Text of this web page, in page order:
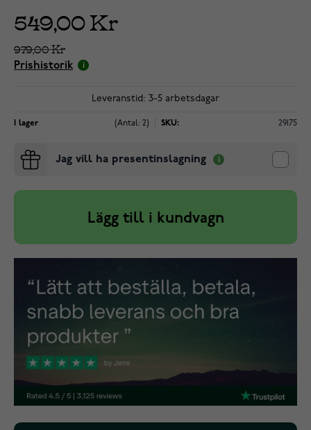
549,00 Kr
979,00 Kr
Prishistorik
Leveranstid: 3-5 arbetsdagar
I lager (Antal: 2) SKU: 29175
Jag vill ha presentinslagning
Lägg till i kundvagn